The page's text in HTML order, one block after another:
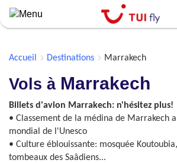
Skip
to
Accueil
Destinations Marrakech
Vols à Marrakech
Billets d'avion Marrakech: n'hésitez plus!
• Classement de la médina de Marrakech
mondial de l'Unesco
• Culture éblouissante: mosquée
tombeaux des Saâdiens...